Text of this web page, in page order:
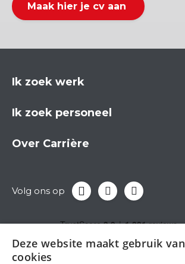
Maak hier je cv aan
Ik zoek werk
Ik zoek personeel
Over Carrière
Volg ons op
Deze website maakt gebruik van
cookies